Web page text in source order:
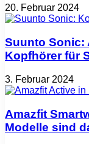
20. Februar 2024
Suunto Sonic:
Kopfhörer für
3. Februar 2024
Amazfit
Modelle sind